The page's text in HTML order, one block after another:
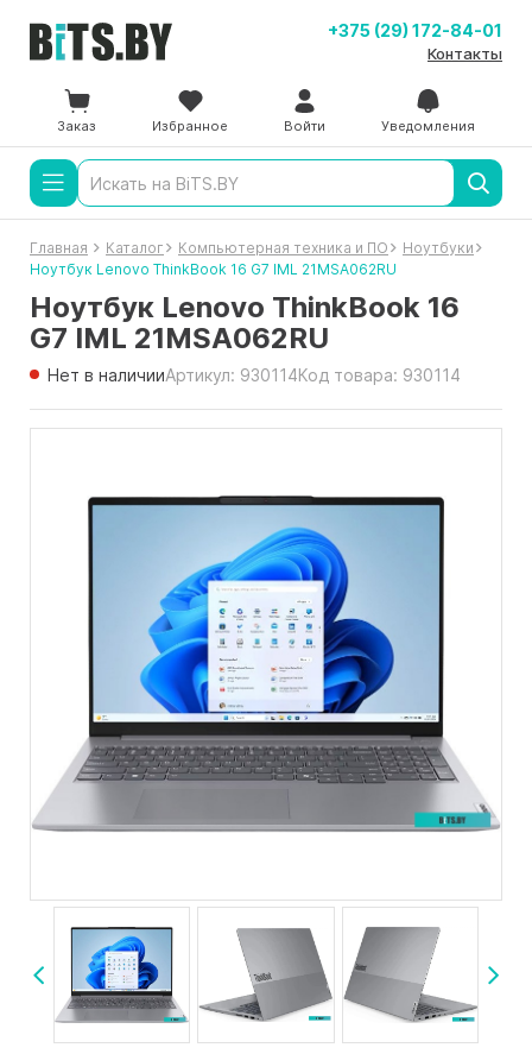
+375 (29) 172-84-01
Контакты
Заказ Избранное Войти Уведомления
Главная Каталог Компьютерная техника и ПО
Ноутбуки
Ноутбук Lenovo ThinkBook 16 G7 IML 21MSA062RU
Ноутбук Lenovo ThinkBook 16
G7 IML 21MSA062RU
Нет в наличииАртикул: 930114Код товара: 930114